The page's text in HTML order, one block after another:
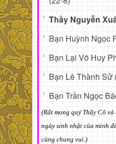
Thầy Nguyễn
Bạn Huỳnh Ngọc
Bạn Lại Võ Huy
Bạn Lê Thành Sử
Bạn Trần Ngọc
(Rất mong quý Thầy Cô
ngày sinh nhật của mình
cùng chung vui.)